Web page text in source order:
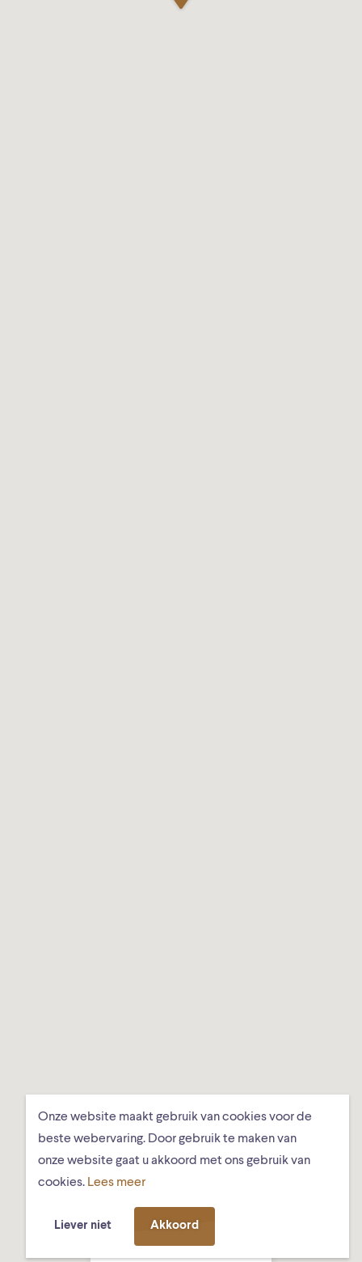
Onze website maakt gebruik van cookies voor de
beste webervaring. Door gebruik te maken van
onze website gaat u akkoord met ons gebruik van
cookies. Lees meer
Liever niet Akkoord